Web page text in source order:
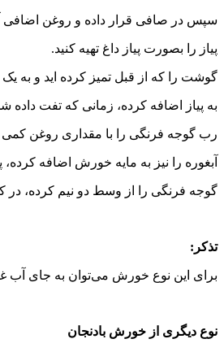
سپس در صافی قرار داده و روغن اضافی
پیاز را بصورت پیاز داغ تهیه کنید.
گوشت را که از قبل تمیز کرده اید و به یک اندازه
به پیاز اضافه کرده، زمانی که تفت داده شد، زردچوبه را اضافه میکنیم، حدود ۶ پیمانه آب
رب گوجه فرنگی را با مقداری روغن کمی
آبغوره را نیز به مایه خورش اضافه کرده، پس از 15دقیقه، بادنجان های سرخ شده را روی
گوجه فرنگی را از وسط دو نیم کرده،
تذکر:
برای این نوع خورش می‌توان به جای آب
نوع دیگری از خورش بادنجان